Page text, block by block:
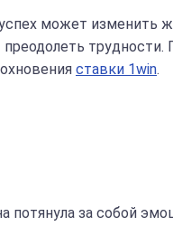
может изменить
трудности.
ставки 1win.
за собой